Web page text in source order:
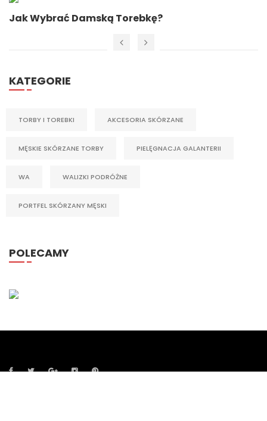
Jak Wybrać Damską Torebkę?
KATEGORIE
TORBY I TOREBKI AKCESORIA SKÓRZANE
MĘSKIE SKÓRZANE TORBY PIELĘGNACJA GALANTERII
WA WALIZKI PODRÓŻNE
PORTFEL SKÓRZANY MĘSKI
POLECAMY